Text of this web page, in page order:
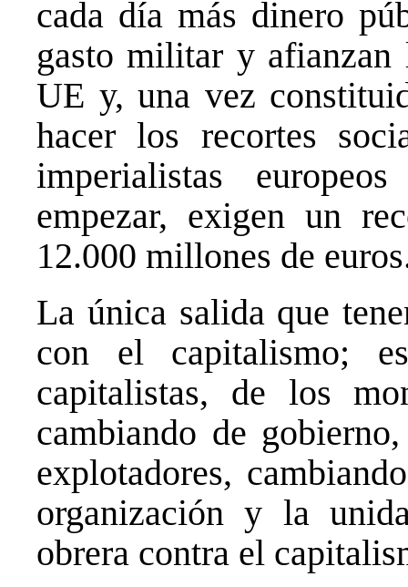
cada día más dinero
gasto militar y afianzan
UE y, una vez
hacer los recortes
imperialistas
empezar, exigen un
12.000 millones de
La única salida que
con el capitalismo;
capitalistas, de los
cambiando de
explotadores,
organización y la
obrera contra el